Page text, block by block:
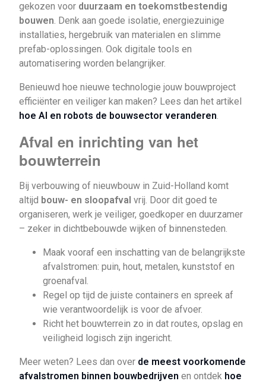
gekozen voor duurzaam en toekomstbestendig
bouwen. Denk aan goede isolatie, energiezuinige
installaties, hergebruik van materialen en slimme
prefab-oplossingen. Ook digitale tools en
automatisering worden belangrijker.
Benieuwd hoe nieuwe technologie jouw bouwproject
efficiënter en veiliger kan maken? Lees dan het artikel
hoe AI en robots de bouwsector veranderen.
Afval en inrichting van het
bouwterrein
Bij verbouwing of nieuwbouw in Zuid-Holland komt
altijd bouw- en sloopafval vrij. Door dit goed te
organiseren, werk je veiliger, goedkoper en duurzamer
– zeker in dichtbebouwde wijken of binnensteden.
Maak vooraf een inschatting van de belangrijkste
afvalstromen: puin, hout, metalen, kunststof en
groenafval.
Regel op tijd de juiste containers en spreek af
wie verantwoordelijk is voor de afvoer.
Richt het bouwterrein zo in dat routes, opslag en
veiligheid logisch zijn ingericht.
Meer weten? Lees dan over de meest voorkomende
afvalstromen binnen bouwbedrijven en ontdek hoe